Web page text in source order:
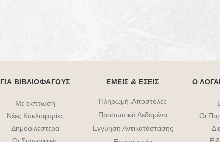
ΓΙΑ ΒΙΒΛΙΟΦΑΓΟΥΣ
Με έκπτωση
Νέες Κυκλοφορίες
Δημοφιλέστερα
ΕΜΕΙΣ & EΣΕΙΣ
Πληρωμή-Αποστολές
Προσωπικά Δεδομένα
Εγγύηση Αντικατάστασης
Ο
Οι